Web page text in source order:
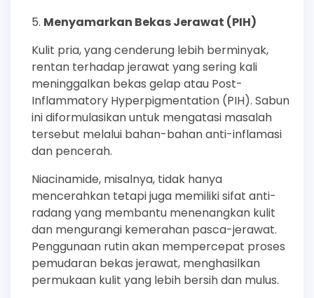
Menyamarkan Bekas Jerawat (PIH)
Kulit pria, yang cenderung lebih berminyak,
rentan terhadap jerawat yang sering kali
meninggalkan bekas gelap atau Post-
Inflammatory Hyperpigmentation (PIH). Sabun
ini diformulasikan untuk mengatasi masalah
tersebut melalui bahan-bahan anti-inflamasi
dan pencerah.
Niacinamide, misalnya, tidak hanya
mencerahkan tetapi juga memiliki sifat anti-
radang yang membantu menenangkan kulit
dan mengurangi kemerahan pasca-jerawat.
Penggunaan rutin akan mempercepat proses
pemudaran bekas jerawat, menghasilkan
permukaan kulit yang lebih bersih dan mulus.